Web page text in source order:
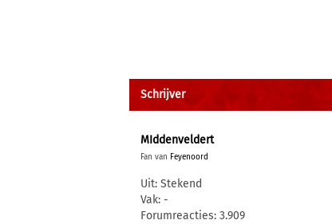
Schrijver
MIddenveldert
Fan van Feyenoord
Uit: Stekend
Vak: -
Forumreacties: 3.909